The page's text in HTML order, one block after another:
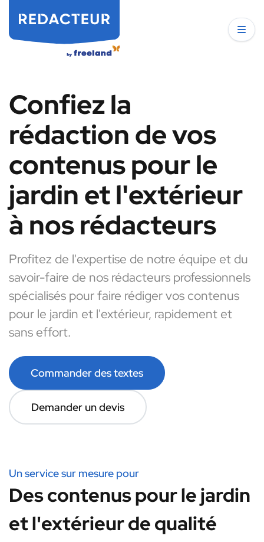
Confiez la
rédaction de vos
contenus pour le
jardin et l'extérieur
à nos rédacteurs
Profitez de l'expertise de notre équipe et du
savoir-faire de nos rédacteurs professionnels
spécialisés pour faire rédiger vos contenus
pour le jardin et l'extérieur, rapidement et
sans effort.
Commander des textes
Demander un devis
Un service sur mesure pour
Des contenus pour le jardin
et l'extérieur de qualité